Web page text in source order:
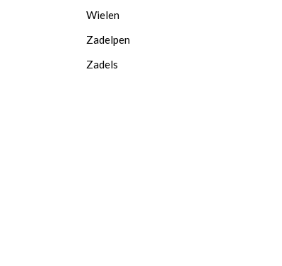
Wielen
Zadelpen
Zadels